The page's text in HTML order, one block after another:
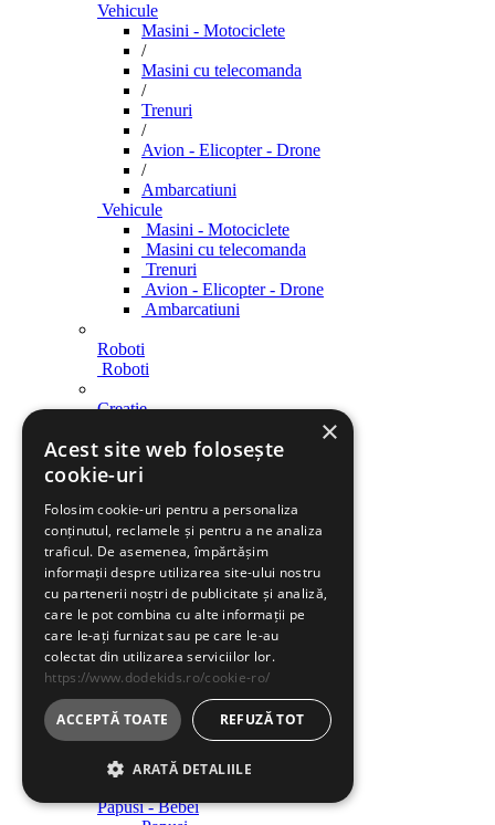
Vehicule
Masini - Motociclete
/
Masini cu telecomanda
/
Trenuri
/
Avion - Elicopter - Drone
/
Ambarcatiuni
Vehicule
Masini - Motociclete
Masini cu telecomanda
Trenuri
Avion - Elicopter - Drone
Ambarcatiuni
Roboti
Roboti
Creatie
Indemanare
Indemanare
Arme
Arme
Parcari / Circuite
Parcari / Circuite
Jucarii rol
Jucarii rol
Diverse
Diverse
Jucarii fete
Papusi - Bebei
×
Acest site web folosește
cookie-uri
Folosim cookie-uri pentru a personaliza
conținutul, reclamele și pentru a ne analiza
traficul. De asemenea, împărtășim
informații despre utilizarea site-ului nostru
cu partenerii noștri de publicitate și analiză,
care le pot combina cu alte informații pe
care le-ați furnizat sau pe care le-au
colectat din utilizarea serviciilor lor.
https://www.dodekids.ro/cookie-ro/
ACCEPTĂ TOATE REFUZĂ TOT
ARATĂ DETALIILE